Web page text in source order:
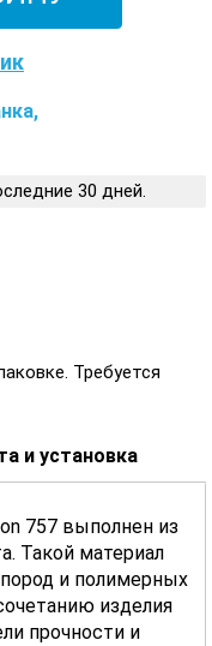
30 дней.
Требуется
и установка
757 выполнен из
Такой материал
и полимерных
изделия
прочности и